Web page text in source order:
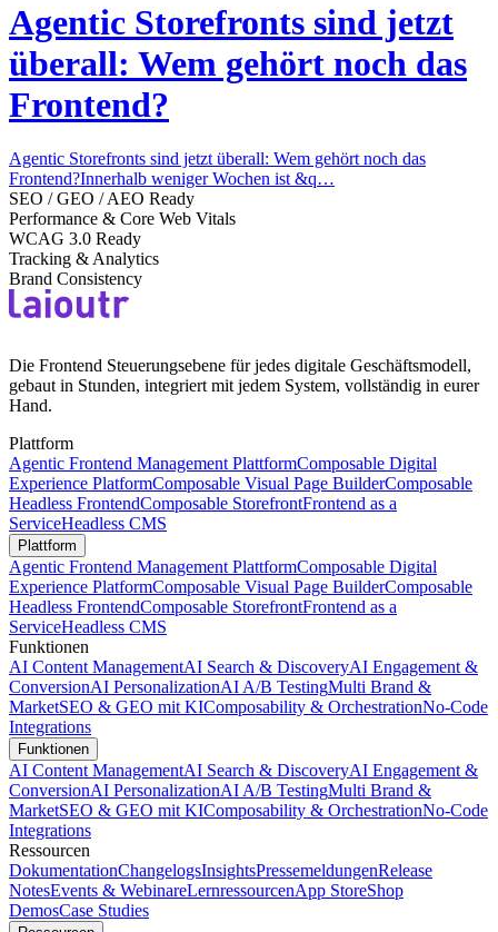
Agentic Storefronts sind jetzt
überall: Wem gehört noch das
Frontend?
Agentic Storefronts sind jetzt überall: Wem gehört noch das
Frontend?Innerhalb weniger Wochen ist &q…
SEO / GEO / AEO Ready
Performance & Core Web Vitals
WCAG 3.0 Ready
Tracking & Analytics
Brand Consistency
Die Frontend Steuerungsebene für jedes digitale Geschäftsmodell,
gebaut in Stunden, integriert mit jedem System, vollständig in eurer
Hand.
Plattform
Agentic Frontend Management PlattformComposable Digital
Experience PlatformComposable Visual Page BuilderComposable
Headless FrontendComposable StorefrontFrontend as a
ServiceHeadless CMS
Plattform
Agentic Frontend Management PlattformComposable Digital
Experience PlatformComposable Visual Page BuilderComposable
Headless FrontendComposable StorefrontFrontend as a
ServiceHeadless CMS
Funktionen
AI Content ManagementAI Search & DiscoveryAI Engagement &
ConversionAI PersonalizationAI A/B TestingMulti Brand &
MarketSEO & GEO mit KIComposability & OrchestrationNo-Code
Integrations
Funktionen
AI Content ManagementAI Search & DiscoveryAI Engagement &
ConversionAI PersonalizationAI A/B TestingMulti Brand &
MarketSEO & GEO mit KIComposability & OrchestrationNo-Code
Integrations
Ressourcen
DokumentationChangelogsInsightsPressemeldungenRelease
NotesEvents & WebinareLernressourcenApp StoreShop
DemosCase Studies